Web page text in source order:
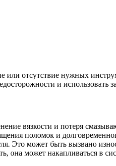
или отсутствие нужных
и использовать
вязкости и потеря
поломок и
Это может быть вызвано
она может накапливаться в